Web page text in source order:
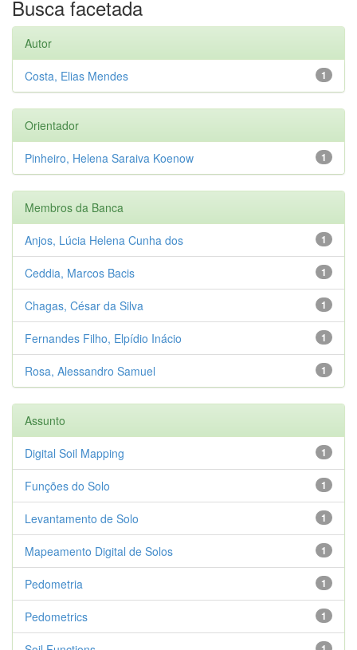
Busca facetada
Autor
1
Costa, Elias Mendes
Orientador
1
Pinheiro, Helena Saraiva Koenow
Membros da Banca
1
Anjos, Lúcia Helena Cunha dos
1
Ceddia, Marcos Bacis
1
Chagas, César da Silva
1
Fernandes Filho, Elpídio Inácio
1
Rosa, Alessandro Samuel
Assunto
1
Digital Soil Mapping
1
Funções do Solo
1
Levantamento de Solo
1
Mapeamento Digital de Solos
1
Pedometria
1
Pedometrics